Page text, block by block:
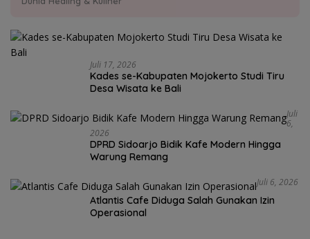
Juli 17, 2026
Kades se-Kabupaten Mojokerto Studi Tiru
Desa Wisata ke Bali
Juli
6,
2026
DPRD Sidoarjo Bidik Kafe Modern Hingga
Warung Remang
Juli 6, 2026
Atlantis Cafe Diduga Salah Gunakan Izin
Operasional